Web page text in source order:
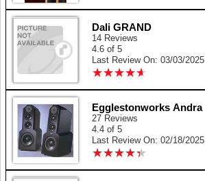
Dali GRAND
14 Reviews
4.6 of 5
Last Review On: 03/03/2025
★★★★★
★★★★★
Egglestonworks Andra
27 Reviews
4.4 of 5
Last Review On: 02/18/2025
★★★★★
★★★★★